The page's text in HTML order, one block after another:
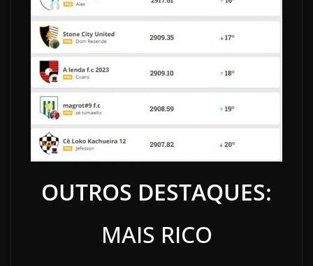
OUTROS DESTAQUES:
MAIS RICO